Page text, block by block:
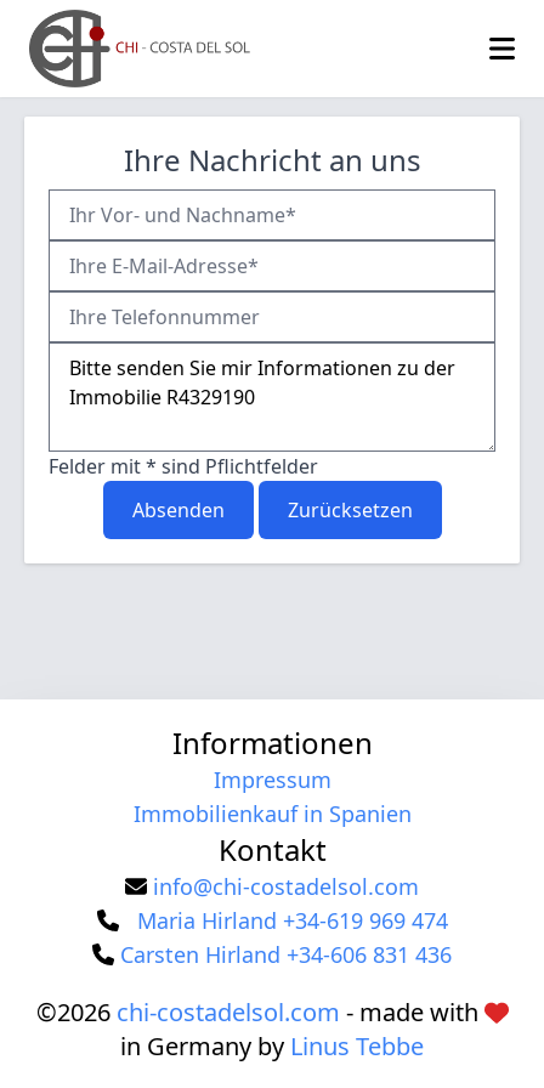
Ihre Nachricht an uns
Felder mit * sind Pflichtfelder
Absenden
Zurücksetzen
Informationen
Impressum
Immobilienkauf in Spanien
Kontakt
info@chi-costadelsol.com
Maria Hirland +34-619 969 474
Carsten Hirland +34-606 831 436
©2026 chi-costadelsol.com - made with
in Germany by Linus Tebbe